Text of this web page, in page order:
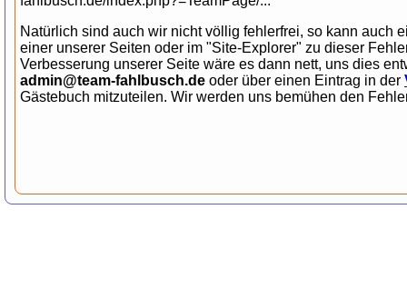
Natürlich sind auch wir nicht völlig fehlerfrei, so kann auch
einer unserer Seiten oder im "Site-Explorer" zu dieser
Verbesserung unserer Seite wäre es dann nett, uns dies
admin@team-fahlbusch.de oder über einen Eintrag in der
Gästebuch mitzuteilen. Wir werden uns bemühen den